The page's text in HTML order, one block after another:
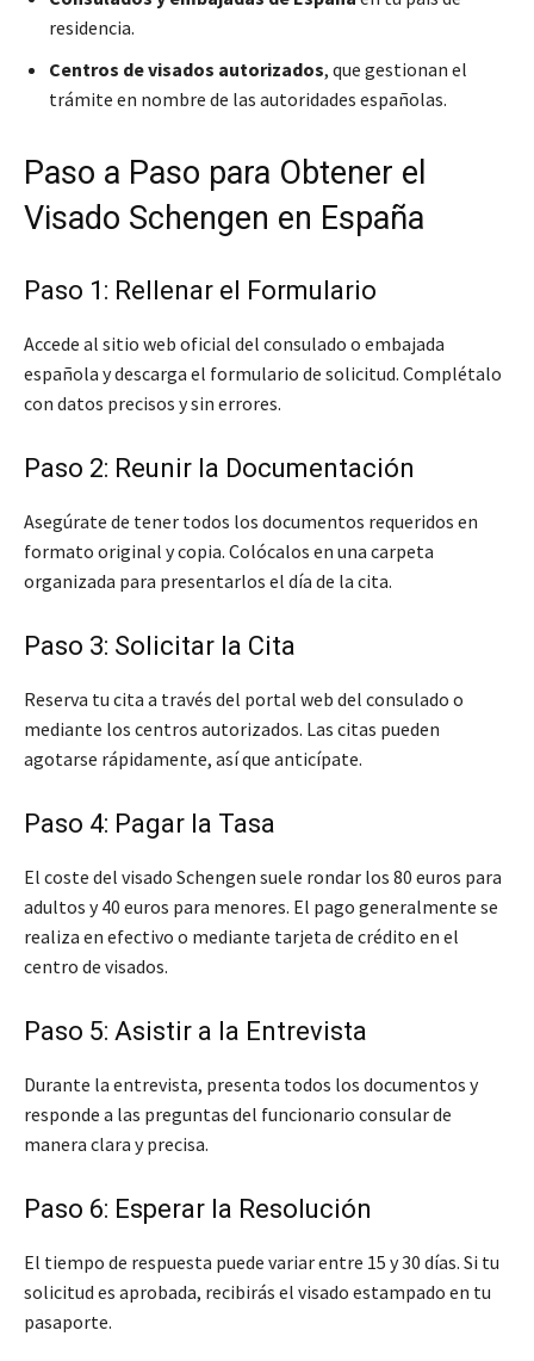
residencia.
Centros de visados autorizados, que gestionan el
trámite en nombre de las autoridades españolas.
Paso a Paso para Obtener el
Visado Schengen en España
Paso 1: Rellenar el Formulario
Accede al sitio web oficial del consulado o embajada
española y descarga el formulario de solicitud. Complétalo
con datos precisos y sin errores.
Paso 2: Reunir la Documentación
Asegúrate de tener todos los documentos requeridos en
formato original y copia. Colócalos en una carpeta
organizada para presentarlos el día de la cita.
Paso 3: Solicitar la Cita
Reserva tu cita a través del portal web del consulado o
mediante los centros autorizados. Las citas pueden
agotarse rápidamente, así que anticípate.
Paso 4: Pagar la Tasa
El coste del visado Schengen suele rondar los 80 euros para
adultos y 40 euros para menores. El pago generalmente se
realiza en efectivo o mediante tarjeta de crédito en el
centro de visados.
Paso 5: Asistir a la Entrevista
Durante la entrevista, presenta todos los documentos y
responde a las preguntas del funcionario consular de
manera clara y precisa.
Paso 6: Esperar la Resolución
El tiempo de respuesta puede variar entre 15 y 30 días. Si tu
solicitud es aprobada, recibirás el visado estampado en tu
pasaporte.